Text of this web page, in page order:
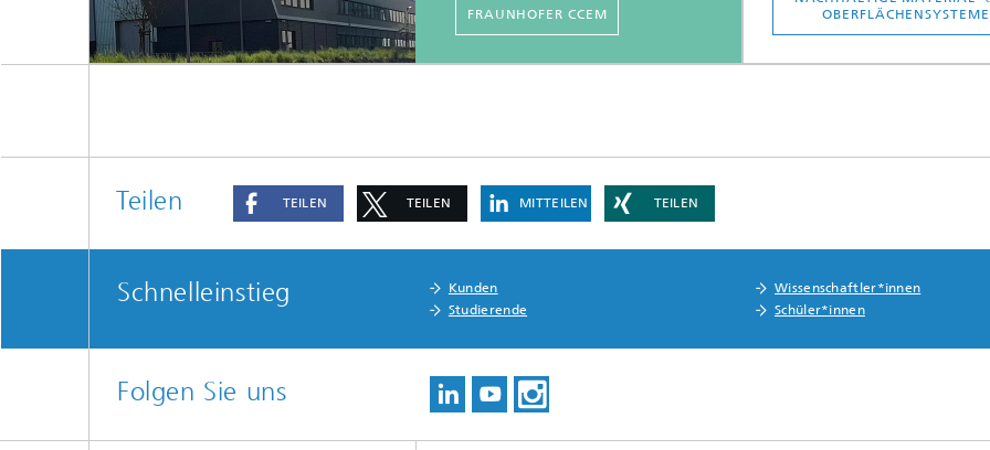
FRAUNHOFER CCEM
OBERFLÄCHENSYSTEME
Teilen TEILEN TEILEN MITTEILEN TEILEN
Schnelleinstieg Kunden Wissenschaftler*innen
Studierende
Schüler*innen
Folgen Sie uns